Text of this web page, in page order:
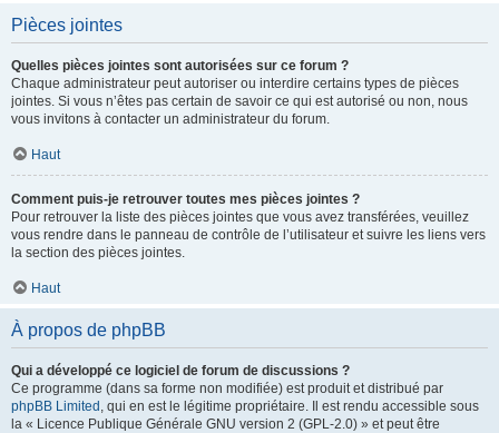
Pièces jointes
Quelles pièces jointes sont autorisées sur ce forum ?
Chaque administrateur peut autoriser ou interdire certains types de pièces
jointes. Si vous n’êtes pas certain de savoir ce qui est autorisé ou non, nous
vous invitons à contacter un administrateur du forum.
Haut
Comment puis-je retrouver toutes mes pièces jointes ?
Pour retrouver la liste des pièces jointes que vous avez transférées, veuillez
vous rendre dans le panneau de contrôle de l’utilisateur et suivre les liens vers
la section des pièces jointes.
Haut
À propos de phpBB
Qui a développé ce logiciel de forum de discussions ?
Ce programme (dans sa forme non modifiée) est produit et distribué par
phpBB Limited , qui en est le légitime propriétaire. Il est rendu accessible sous
la « Licence Publique Générale GNU version 2 (GPL-2.0) » et peut être